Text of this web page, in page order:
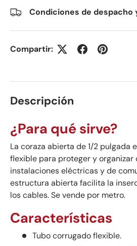
Condiciones de despacho
Compartir:
Descripción
¿Para qué sirve?
La coraza abierta de 1/2 pulgada
flexible para proteger y organizar
instalaciones eléctricas y de
estructura abierta facilita la
los cables. Se vende por metro.
Características
Tubo corrugado flexible.